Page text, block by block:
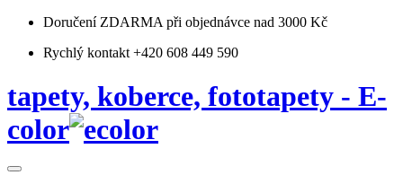
Doručení ZDARMA při objednávce nad 3000 Kč
Rychlý kontakt +420 608 449 590
tapety, koberce, fototapety - E-
color